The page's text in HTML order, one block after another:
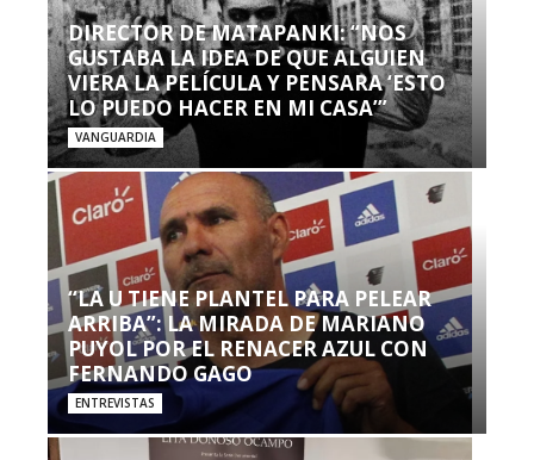
DIRECTOR DE MATAPANKI: “NOS
GUSTABA LA IDEA DE QUE ALGUIEN
VIERA LA PELÍCULA Y PENSARA ‘ESTO
LO PUEDO HACER EN MI CASA’”
VANGUARDIA
“LA U TIENE PLANTEL PARA PELEAR
ARRIBA”: LA MIRADA DE MARIANO
PUYOL POR EL RENACER AZUL CON
FERNANDO GAGO
ENTREVISTAS